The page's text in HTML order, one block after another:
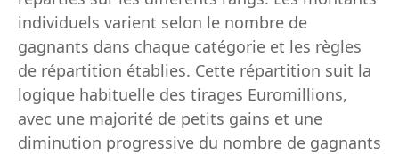
individuels varient selon le nombre de
gagnants dans chaque catégorie et les règles
de répartition établies. Cette répartition suit la
logique habituelle des tirages Euromillions,
avec une majorité de petits gains et une
diminution progressive du nombre de gagnants